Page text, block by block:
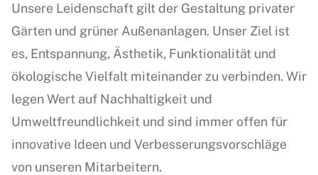
Unsere Leidenschaft gilt der Gestaltung privater
Gärten und grüner Außenanlagen. Unser Ziel ist
es, Entspannung, Ästhetik, Funktionalität und
ökologische Vielfalt miteinander zu verbinden. Wir
legen Wert auf Nachhaltigkeit und
Umweltfreundlichkeit und sind immer offen für
innovative Ideen und Verbesserungsvorschläge
von unseren Mitarbeitern.